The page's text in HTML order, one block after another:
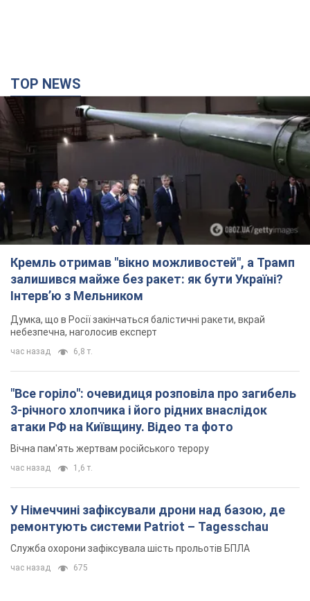
Кремль отримав "вікно можливостей", а Трамп
залишився майже без ракет: як бути Україні?
Інтерв’ю з Мельником
Думка, що в Росії закінчаться балістичні ракети, вкрай
небезпечна, наголосив експерт
час назад 6,8 т.
"Все горіло": очевидиця розповіла про загибель
3-річного хлопчика і його рідних внаслідок
атаки РФ на Київщину. Відео та фото
час назад 1,6 т.
У Німеччині зафіксували дрони над базою, де
ремонтують системи Patriot – Tagesschau
Служба охорони зафіксувала шість прольотів БПЛА
час назад 675